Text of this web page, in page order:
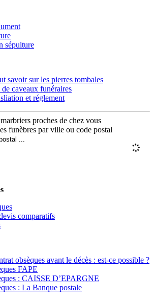
sépulture
savoir sur les pierres tombales
caveaux funéraires
et réglement
proches de chez vous
funèbres par ville ou code postal
comparatifs
obsèques avant le décès : est-ce possible ?
FAPE
: CAISSE D’EPARGNE
: La Banque postale